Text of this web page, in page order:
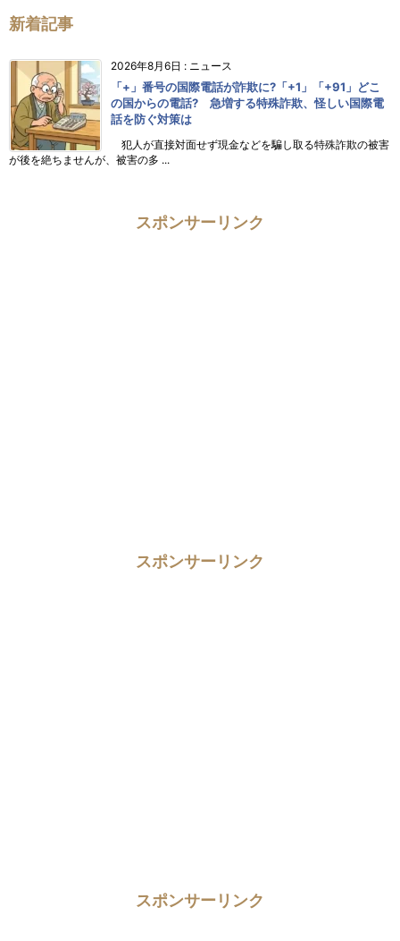
新着記事
2026年8月6日 : ニュース
「+」番号の国際電話が詐欺に?「+1」「+91」どこ
の国からの電話? 急増する特殊詐欺、怪しい国際電
話を防ぐ対策は
犯人が直接対面せず現金などを騙し取る特殊詐欺の被害
が後を絶ちませんが、被害の多 ...
スポンサーリンク
スポンサーリンク
スポンサーリンク